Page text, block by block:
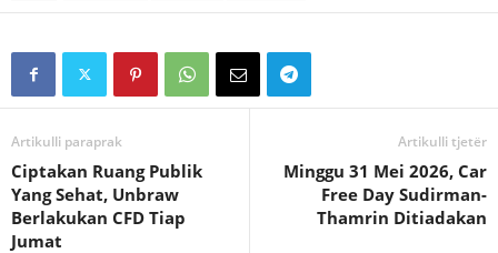
Artikulli paraprak
Ciptakan Ruang Publik
Yang Sehat, Unbraw
Berlakukan CFD Tiap
Jumat
Artikulli tjetër
Minggu 31 Mei 2026, Car
Free Day Sudirman-
Thamrin Ditiadakan